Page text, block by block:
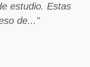
estudio. Estas
de..."